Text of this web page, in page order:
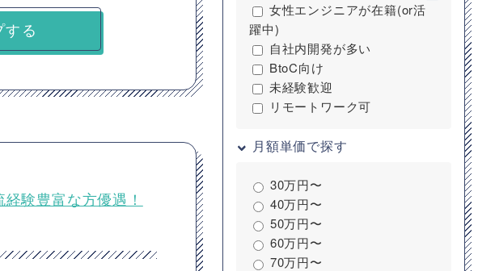
る
験豊富な方優遇！
女性エンジニアが在籍(or活
躍中)
自社内開発が多い
BtoC向け
未経験歓迎
リモートワーク可
月額単価で探す
30万円〜
40万円〜
50万円〜
60万円〜
70万円〜